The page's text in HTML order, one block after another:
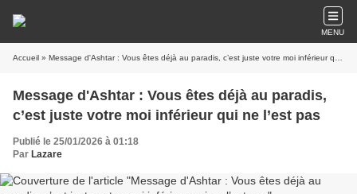
MENU
Accueil » Message d'Ashtar : Vous êtes déjà au paradis, c’est juste votre moi inférieur qui ne l’est pas
Message d'Ashtar : Vous êtes déjà au paradis,
c’est juste votre moi inférieur qui ne l’est pas
Publié le 25/01/2026 à 01:18
Par Lazare